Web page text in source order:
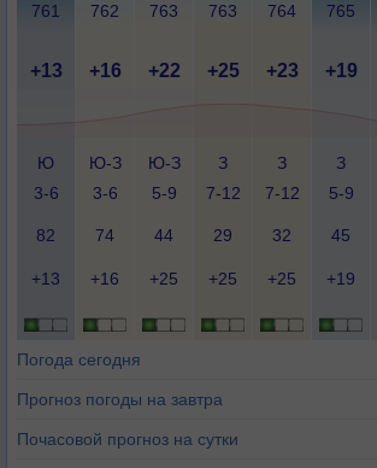
761 762 763 763 764 765
+13 +16 +22 +25 +23 +19
Ю
3-6
Ю-З
3-6
Ю-З
5-9
З
7-12
З
7-12
З
5-9
82 74 44 29 32 45
+13 +16 +25 +25 +25 +19
Погода сегодня
Прогноз погоды на завтра
Почасовой прогноз на сутки